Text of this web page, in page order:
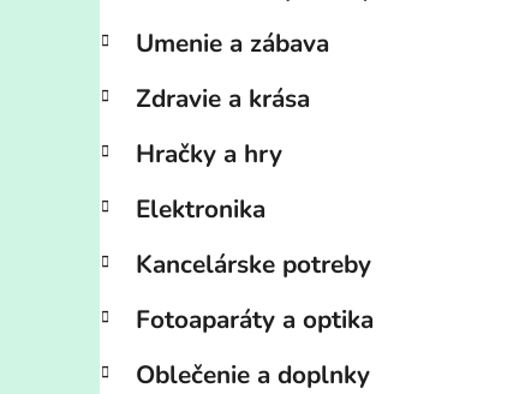
Umenie a zábava
Zdravie a krása
Hračky a hry
Elektronika
Kancelárske potreby
Fotoaparáty a optika
Oblečenie a doplnky